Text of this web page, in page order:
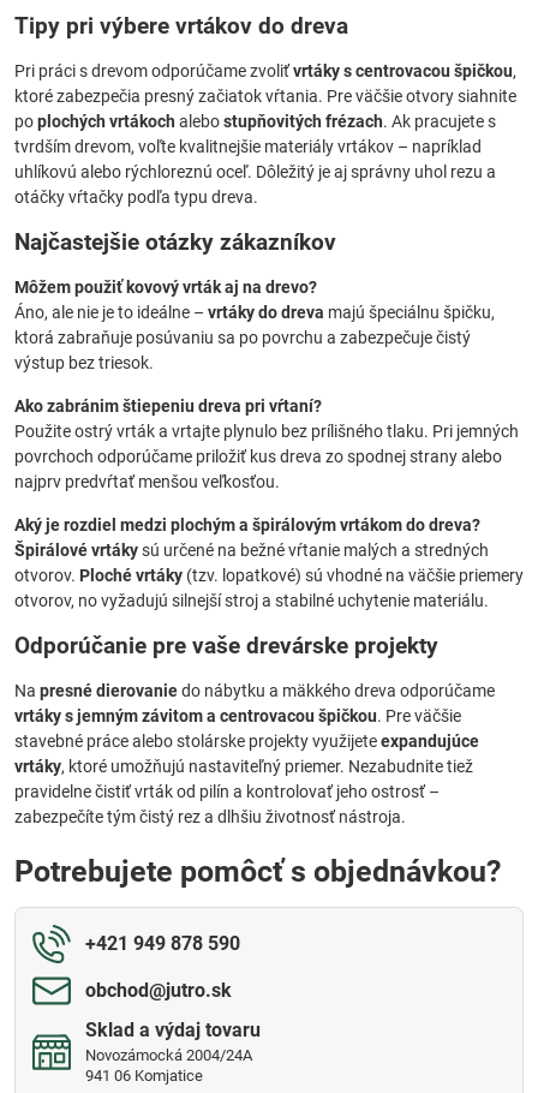
Tipy pri výbere vrtákov do dreva
Pri práci s drevom odporúčame zvoliťvrtáky s centrovacou špičkou,
ktoré zabezpečia presný začiatok vŕtania. Pre väčšie otvory siahnite
poplochých vrtákoch alebostupňovitých frézach. Ak pracujete s
tvrdším drevom, voľte kvalitnejšie materiály vrtákov – napríklad
uhlíkovú alebo rýchloreznú oceľ. Dôležitý je aj správny uhol rezu a
otáčky vŕtačky podľa typu dreva.
Najčastejšie otázky zákazníkov
Môžem použiť kovový vrták aj na drevo?
Áno, ale nie je to ideálne – vrtáky do dreva majú špeciálnu špičku,
ktorá zabraňuje posúvaniu sa po povrchu a zabezpečuje čistý
výstup bez triesok.
Ako zabránim štiepeniu dreva pri vŕtaní?
Použite ostrý vrták a vrtajte plynulo bez prílišného tlaku. Pri jemných
povrchoch odporúčame priložiť kus dreva zo spodnej strany alebo
najprv predvŕtať menšou veľkosťou.
Aký je rozdiel medzi plochým a špirálovým vrtákom do dreva?
Špirálové vrtákysú určené na bežné vŕtanie malých a stredných
otvorov. Ploché vrtáky (tzv. lopatkové) sú vhodné na väčšie priemery
otvorov, no vyžadujú silnejší stroj a stabilné uchytenie materiálu.
Odporúčanie pre vaše drevárske projekty
Na presné dierovaniedo nábytku a mäkkého dreva odporúčame
vrtáky s jemným závitom a centrovacou špičkou. Pre väčšie
stavebné práce alebo stolárske projekty využijeteexpandujúce
vrtáky, ktoré umožňujú nastaviteľný priemer. Nezabudnite tiež
pravidelne čistiť vrták od pilín a kontrolovať jeho ostrosť –
zabezpečíte tým čistý rez a dlhšiu životnosť nástroja.
Potrebujete pomôcť s objednávkou?
+421 949 878 590
obchod​@jutro​.sk
Sklad a výdaj tovaru
Novozámocká 2004/24A
941 06 Komjatice